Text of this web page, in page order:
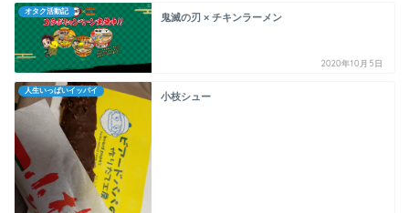
オタク活動記
鬼滅の刃 × チキンラーメン
2020年10月5日
人生いっぱいイッパイ
小枝シュー